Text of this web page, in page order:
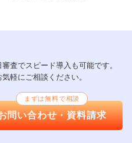
査でスピード導入も可能です。
軽にご相談ください。
まずは無料で相談
問い合わせ・資料請求